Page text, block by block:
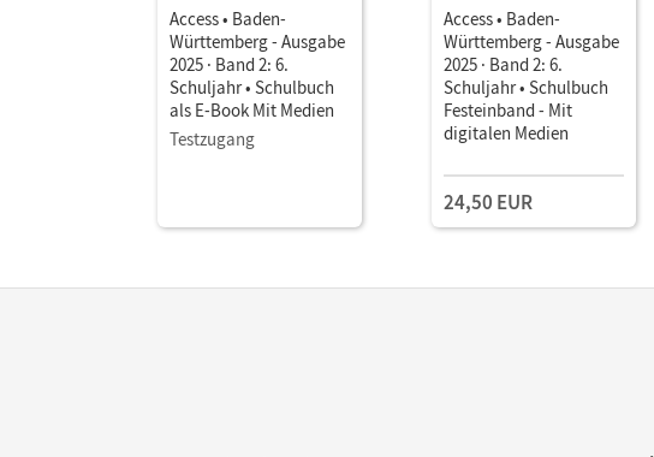
Access • Baden-
Württemberg - Ausgabe
2025 · Band 2: 6.
Schuljahr • Schulbuch
als E-Book Mit Medien
Testzugang
Access • Baden-
Württemberg - Ausgabe
2025 · Band 2: 6.
Schuljahr • Schulbuch
Festeinband - Mit
digitalen Medien
24,50 EUR